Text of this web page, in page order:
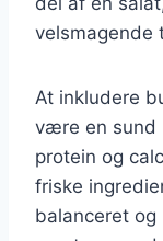
velsmagende
At inkludere
være en sund
protein og
friske
balanceret